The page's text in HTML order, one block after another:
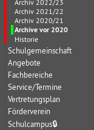
Archiv 2022/23
Archiv 2021/22
Archiv 2020/21
Archive vor 2020
Historie
Schulgemeinschaft
Angebote
Fachbereiche
Service/Termine
Vertretungsplan
Förderverein
Schulcampus🔒